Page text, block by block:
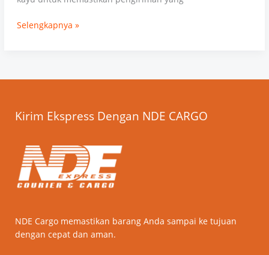
Selengkapnya »
Kirim Ekspress Dengan NDE CARGO
NDE Cargo memastikan barang Anda sampai ke tujuan
dengan cepat dan aman.